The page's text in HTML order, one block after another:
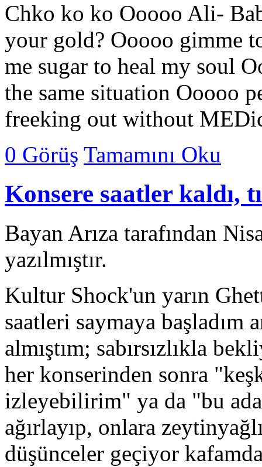
Chko ko ko Ooooo Ali-
your gold? Ooooo gimme
me sugar to heal my soul
the same situation Ooooo
freeking out without
0 Görüş Tamamını Oku
Konsere saatler kaldı,
Bayan Arıza tarafından
yazılmıştır.
Kultur Shock'un yarın
saatleri saymaya başladım
almıştım; sabırsızlıkla
her konserinden sonra
izleyebilirim" ya da "bu
ağırlayıp, onlara
düşünceler geçiyor